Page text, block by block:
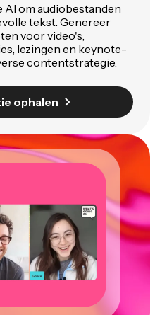
AI om audiobestanden
tekst. Genereer
voor video's,
lezingen en keynote-
contentstrategie.
ophalen